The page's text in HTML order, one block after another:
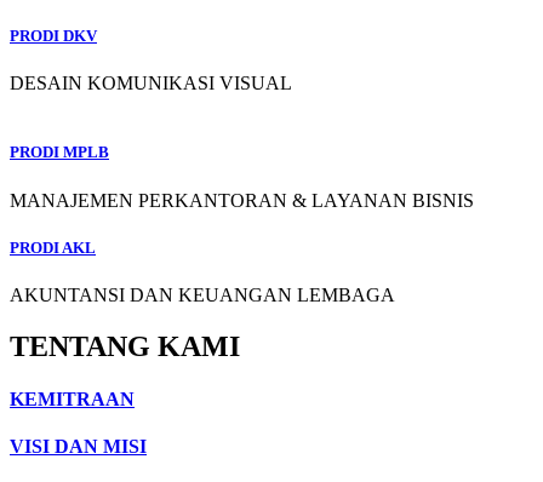
PRODI DKV
DESAIN KOMUNIKASI VISUAL
PRODI MPLB
MANAJEMEN PERKANTORAN & LAYANAN BISNIS
PRODI AKL
AKUNTANSI DAN KEUANGAN LEMBAGA
TENTANG KAMI
KEMITRAAN
VISI DAN MISI